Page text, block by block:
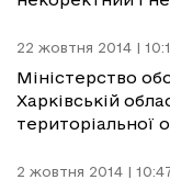
22 жовтня 2014 |
Міністерство
Харківській
територіальної
2 жовтня 2014 |